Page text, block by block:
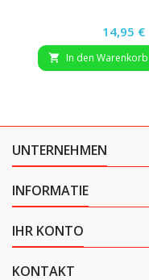
Preis
14,95 €
 In den Warenkorb
UNTERNEHMEN
INFORMATIE
IHR KONTO
KONTAKT